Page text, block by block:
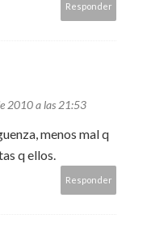
Responder
2010 a las 21:53
menos mal q
q ellos.
Responder